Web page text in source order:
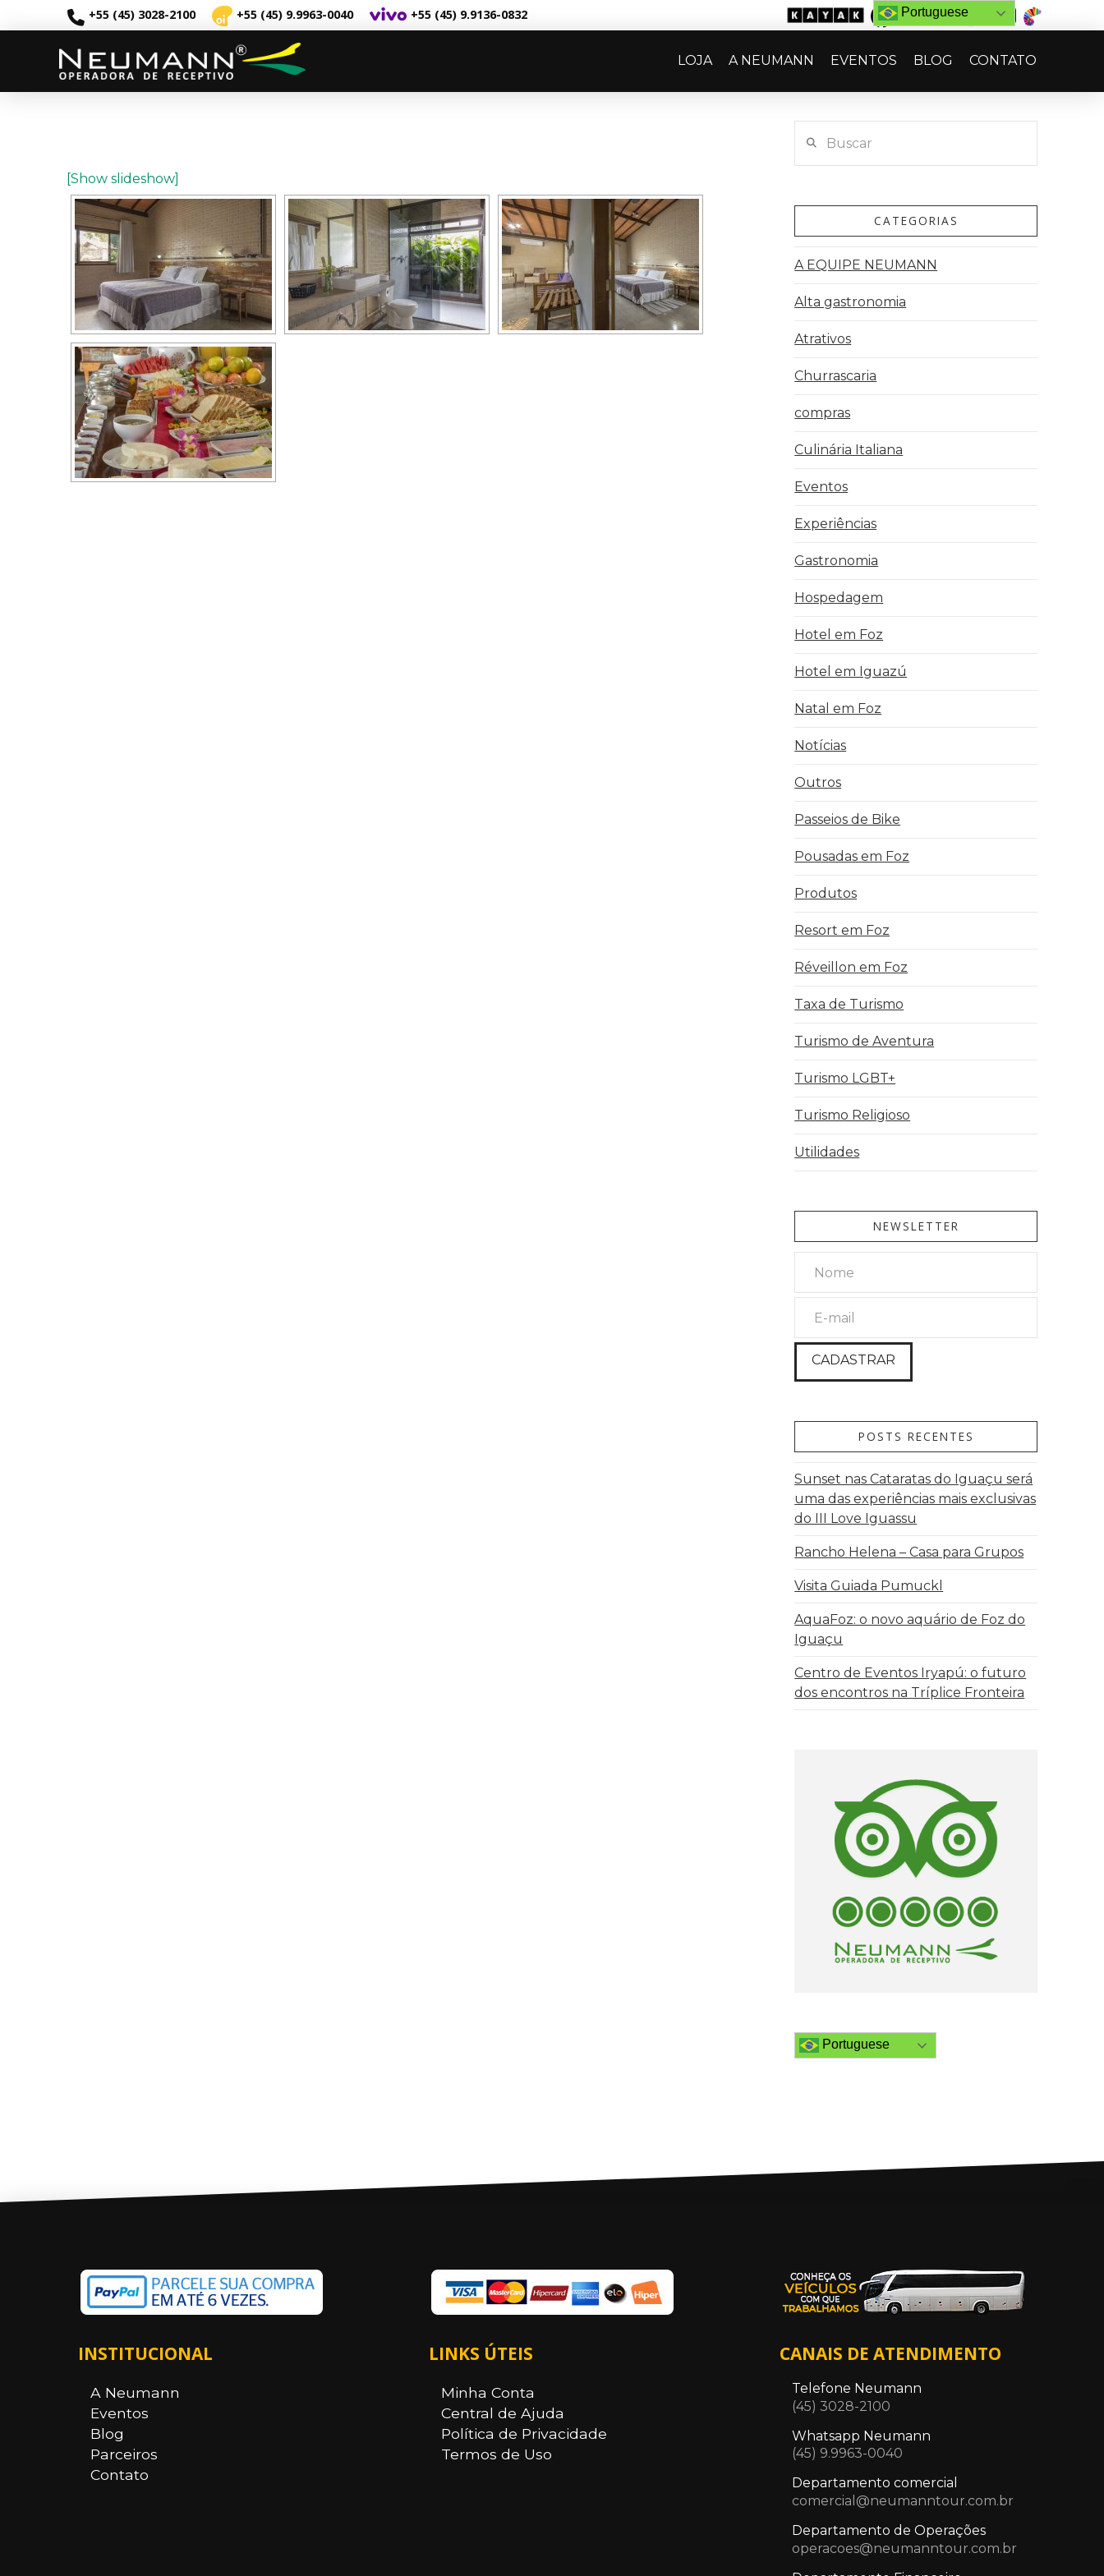
+55 (45) 3028-2100 +55 (45) 9.9963-0040 +55 (45) 9.9136-0832
LOJA A NEUMANN EVENTOS BLOG CONTATO
[Show slideshow]
CATEGORIAS
A EQUIPE NEUMANN
Alta gastronomia
Atrativos
Churrascaria
compras
Culinária Italiana
Eventos
Experiências
Gastronomia
Hospedagem
Hotel em Foz
Hotel em Iguazú
Natal em Foz
Notícias
Outros
Passeios de Bike
Pousadas em Foz
Produtos
Resort em Foz
Réveillon em Foz
Taxa de Turismo
Turismo de Aventura
Turismo LGBT+
Turismo Religioso
Utilidades
NEWSLETTER
POSTS RECENTES
Sunset nas Cataratas do Iguaçu será
uma das experiências mais exclusivas
do III Love Iguassu
Rancho Helena – Casa para Grupos
Visita Guiada Pumuckl
AquaFoz: o novo aquário de Foz do
Iguaçu
Centro de Eventos Iryapú: o futuro
dos encontros na Tríplice Fronteira
Portuguese
INSTITUCIONAL
A Neumann
Eventos
Blog
Parceiros
Contato
LINKS ÚTEIS
Minha Conta
Central de Ajuda
Política de Privacidade
Termos de Uso
CANAIS DE ATENDIMENTO
Telefone Neumann
(45) 3028-2100
Whatsapp Neumann
(45) 9.9963-0040
Departamento comercial
comercial@neumanntour.com.br
Departamento de Operações
operacoes@neumanntour.com.br
Portuguese